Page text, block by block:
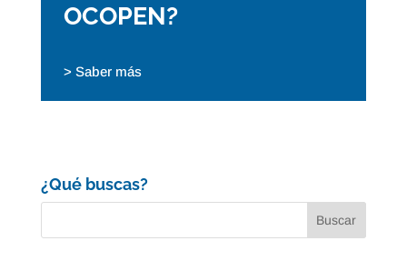
OCOPEN?
> Saber más
¿Qué buscas?